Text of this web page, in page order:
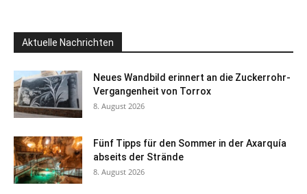
Aktuelle Nachrichten
Neues Wandbild erinnert an die Zuckerrohr-
Vergangenheit von Torrox
8. August 2026
Fünf Tipps für den Sommer in der Axarquía
abseits der Strände
8. August 2026